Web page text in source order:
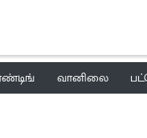
வானிலை